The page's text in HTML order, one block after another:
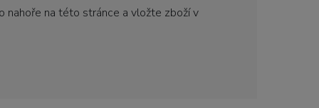
nahoře na této stránce a vložte zboží v